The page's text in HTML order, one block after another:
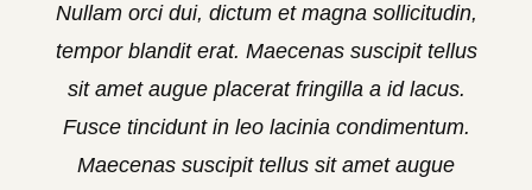
Nullam orci dui, dictum et magna sollicitudin,
tempor blandit erat. Maecenas suscipit tellus
sit amet augue placerat fringilla a id lacus.
Fusce tincidunt in leo lacinia condimentum.
Maecenas suscipit tellus sit amet augue